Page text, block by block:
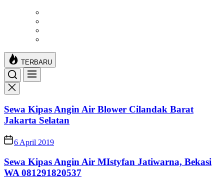
TERBARU
Sewa Kipas Angin Air Blower Cilandak Barat
Jakarta Selatan
6 April 2019
Sewa Kipas Angin Air MIstyfan Jatiwarna, Bekasi
WA 081291820537